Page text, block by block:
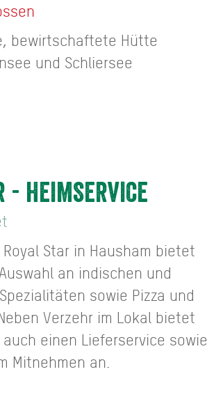
bewirtschaftete Hütte
und Schliersee
- HEIMSERVICE
Star in Hausham bietet
an indischen und
sowie Pizza und
Verzehr im Lokal bietet
einen Lieferservice sowie
Mitnehmen an.